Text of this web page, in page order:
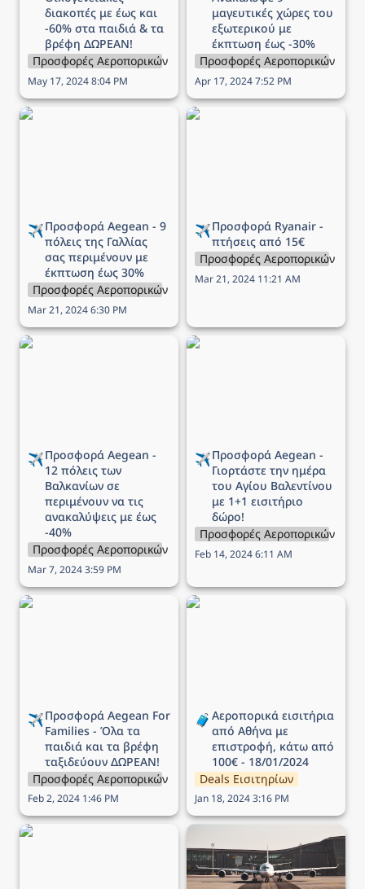
διακοπές με έως και
-60% στα παιδιά & τα
βρέφη ΔΩΡΕΑΝ!
Προσφορές Αεροπορικών Εταιρειών
May 17, 2024 8:04 PM
μαγευτικές χώρες του
εξωτερικού με
έκπτωση έως -30%
Προσφορές Αεροπορικών
Apr 17, 2024 7:52 PM
Προσφορά Aegean - 9
✈️Προσφορά Aegean - 9
πόλεις της Γαλλίας
σας περιμένουν με
έκπτωση έως 30%
Προσφορές Αεροπορικών Εταιρειών
Mar 21, 2024 6:30 PM
Προσφορά Ryanair -
✈️Προσφορά Ryanair -
πτήσεις από 15€
Προσφορές Αεροπορικών
Mar 21, 2024 11:21 AM
Προσφορά Aegean - 12
✈️Προσφορά Aegean -
12 πόλεις των
Βαλκανίων σε
περιμένουν να τις
ανακαλύψεις με έως
-40%
Προσφορές Αεροπορικών Εταιρειών
Mar 7, 2024 3:59 PM
Προσφορά Aegean -
✈️
Γιορτάστε την ημέρα
του Αγίου Βαλεντίνου
με 1+1 εισιτήριο
δώρο!
Προσφορές Αεροπορικών
Feb 14, 2024 6:11 AM
Προσφορά Aegean For
✈️Προσφορά Aegean For
Families - Όλα τα
παιδιά και τα βρέφη
ταξιδεύουν ΔΩΡΕΑΝ!
Προσφορές Αεροπορικών Εταιρειών
Feb 2, 2024 1:46 PM
Αεροπορικά εισιτήρια
🧳 Αεροπορικά εισιτήρια
από Αθήνα με
επιστροφή, κάτω από
100€ - 18/01/2024
Deals Εισιτηρίων
Jan 18, 2024 3:16 PM
Προσφορά Aegean -
Αεροπορικά εισιτήρια -
Deals 04/01/2024